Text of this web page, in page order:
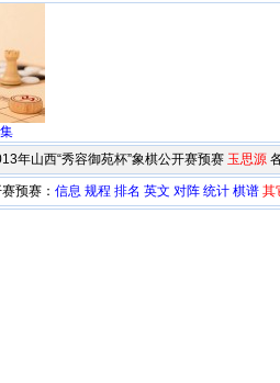
年山西“秀容御苑杯”象棋公开赛预赛 玉思源
预赛： 信息 规程 排名 英文 对阵 统计 棋谱 其